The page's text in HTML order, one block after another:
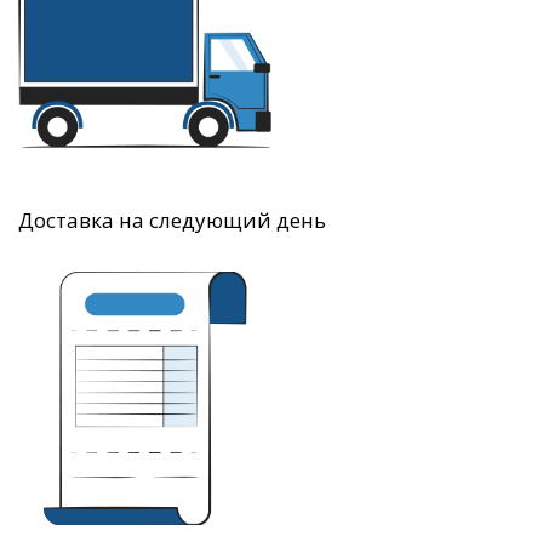
Доставка на следующий день